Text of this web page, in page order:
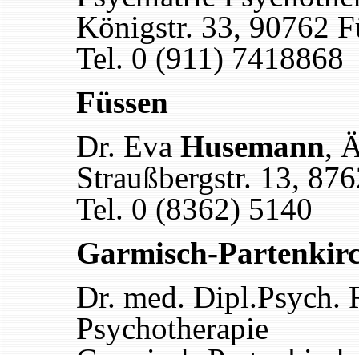
Königstr. 33, 90762
Tel. 0 (911) 7418868
Füssen
Dr. Eva Husemann,
Straußbergstr. 13,
Tel. 0 (8362) 5140
Garmisch-
Dr. med. Dipl.Psych.
Psychotherapie